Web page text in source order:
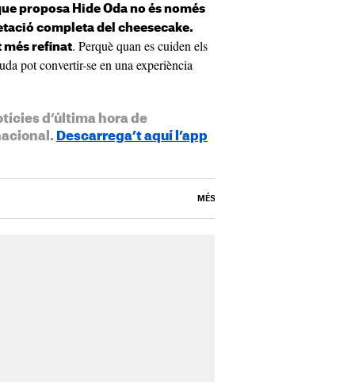
proposa Hide Oda no és només
completa del cheesecake.
més refinat. Perquè quan es cuiden els
pot convertir-se en una experiència
d’última hora de
Descarrega’t aquí l’app
MÉS